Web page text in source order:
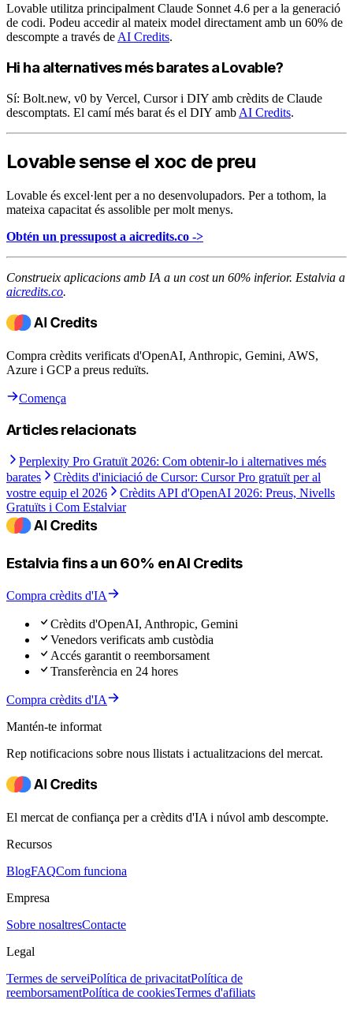
Lovable utilitza principalment Claude Sonnet 4.6 per a la generació
de codi. Podeu accedir al mateix model directament amb un 60% de
descompte a través de AI Credits.
Hi ha alternatives més barates a Lovable?
Sí: Bolt.new, v0 by Vercel, Cursor i DIY amb crèdits de Claude
descomptats. El camí més barat és el DIY amb AI Credits.
Lovable sense el xoc de preu
Lovable és excel·lent per a no desenvolupadors. Per a tothom, la
mateixa capacitat és assolible per molt menys.
Obtén un pressupost a aicredits.co ->
Construeix aplicacions amb IA a un cost un 60% inferior. Estalvia a
aicredits.co.
Compra crèdits verificats d'OpenAI, Anthropic, Gemini, AWS,
Azure i GCP a preus reduïts.
Comença
Articles relacionats
Perplexity Pro Gratuït 2026: Com obtenir-lo i alternatives més
barates
Crèdits d'iniciació de Cursor: Cursor Pro gratuït per al
vostre equip el 2026
Crèdits API d'OpenAI 2026: Preus, Nivells
Gratuïts i Com Estalviar
Estalvia fins a un 60% en AI Credits
Compra crèdits d'IA
Crèdits d'OpenAI, Anthropic, Gemini
Venedors verificats amb custòdia
Accés garantit o reemborsament
Transferència en 24 hores
Compra crèdits d'IA
Mantén-te informat
Rep notificacions sobre nous llistats i actualitzacions del mercat.
El mercat de confiança per a crèdits d'IA i núvol amb descompte.
Recursos
BlogFAQCom funciona
Empresa
Sobre nosaltresContacte
Legal
Termes de serveiPolítica de privacitatPolítica de
reemborsamentPolítica de cookiesTermes d'afiliats